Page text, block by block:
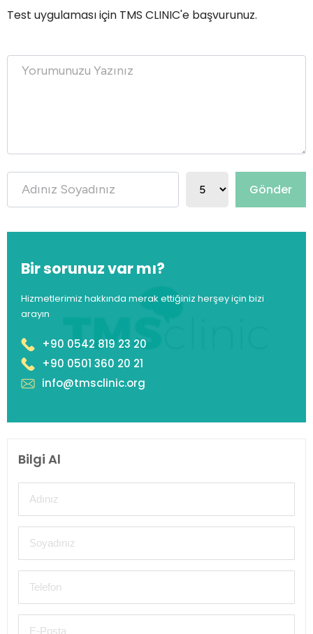
Test uygulaması için TMS CLINIC'e başvurunuz.
Gönder
Bir sorunuz var mı?
Hizmetlerimiz hakkında merak ettiğiniz herşey için bizi
arayın
+90 0542 819 23 20
+90 0501 360 20 21
info@tmsclinic.org
Bilgi Al